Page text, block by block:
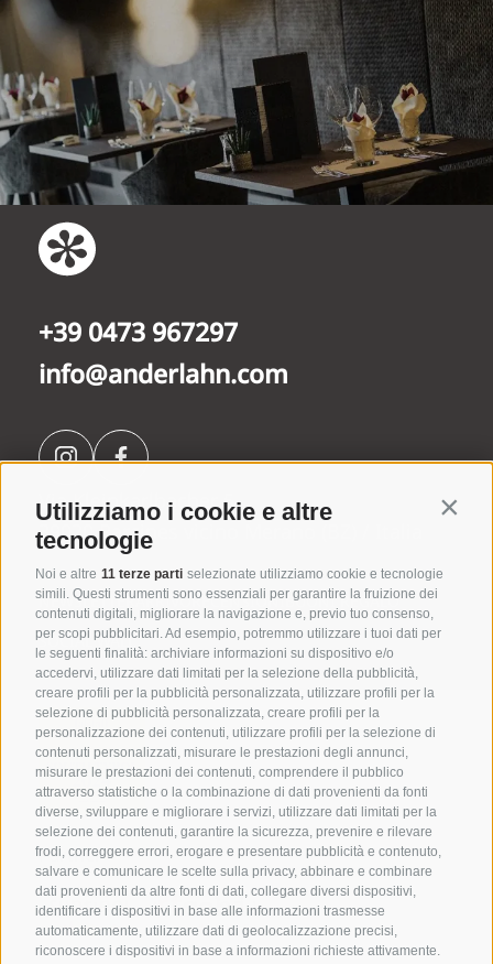
Utilizziamo i cookie e altre
tecnologie
Noi e altre 11 terze parti selezionate utilizziamo cookie e tecnologie
simili. Questi strumenti sono essenziali per garantire la fruizione dei
contenuti digitali, migliorare la navigazione e, previo tuo consenso,
per scopi pubblicitari. Ad esempio, potremmo utilizzare i tuoi dati per
le seguenti finalità: archiviare informazioni su dispositivo e/o
accedervi, utilizzare dati limitati per la selezione della pubblicità,
creare profili per la pubblicità personalizzata, utilizzare profili per la
selezione di pubblicità personalizzata, creare profili per la
personalizzazione dei contenuti, utilizzare profili per la selezione di
contenuti personalizzati, misurare le prestazioni degli annunci,
misurare le prestazioni dei contenuti, comprendere il pubblico
attraverso statistiche o la combinazione di dati provenienti da fonti
diverse, sviluppare e migliorare i servizi, utilizzare dati limitati per la
selezione dei contenuti, garantire la sicurezza, prevenire e rilevare
frodi, correggere errori, erogare e presentare pubblicità e contenuto,
salvare e comunicare le scelte sulla privacy, abbinare e combinare
dati provenienti da altre fonti di dati, collegare diversi dispositivi,
identificare i dispositivi in base alle informazioni trasmesse
automaticamente, utilizzare dati di geolocalizzazione precisi,
riconoscere i dispositivi in base a informazioni richieste attivamente.
Anderlahn
suite
Wine &
Dine
Wellness
Vital
Garden
Attività e
+39 0473 967297
info@anderlahn.com
Via Kleinkarlbacher 5
39020 Parcines vicino Merano (BZ) / Italia
NEWSLETTERARRIVORECENSIONIBUONI REGALO
SOCIAL WALL
Partner